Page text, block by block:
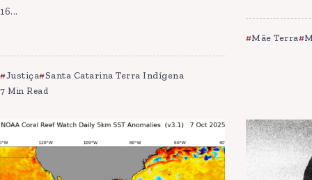
16...
Justiça Santa Catarina Terra Indígena
7 Min Read
Mãe Terra